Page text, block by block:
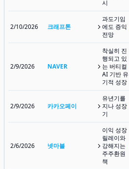
시
2/10/2026 크래프톤
과도기임
에도 증익
전망
2/9/2026 NAVER
착실히 진
행되고 있
는 버티컬
AI 기반 유
기적 성장
2/9/2026 카카오페이
유년기를
지나 성장
기
2/6/2026 넷마블
이익 성장
릴레이와
강해지는
주주환원
책